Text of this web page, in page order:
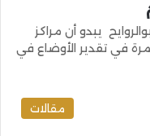
يبدو أن مراكز
في تقدير الأوضاع في
مقالات